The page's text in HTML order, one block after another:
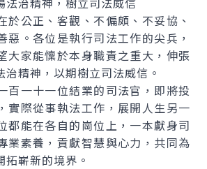
公正、客觀、不偏頗、不妥協、
惡。各位是執行司法工作的尖兵，
大家能懍於本身職責之重大，伸張
治精神，以期樹立司法威信。
一十一位結業的司法官，即將投
實際從事執法工作，展開人生另一
都能在各自的崗位上，一本獻身司
業素養，貢獻智慧與心力，共同為
嶄新的境界。